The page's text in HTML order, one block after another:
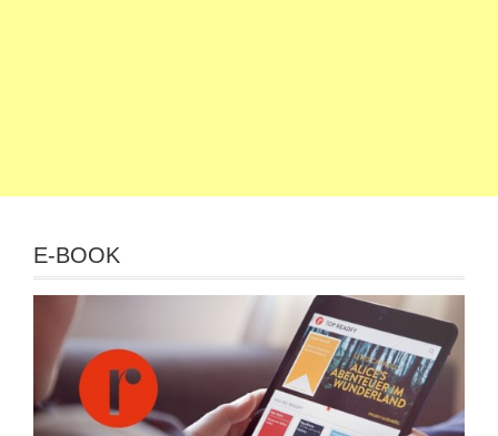
E-BOOK